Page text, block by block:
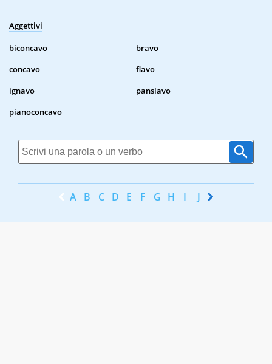
Aggettivi
biconcavo
bravo
concavo
flavo
ignavo
panslavo
pianoconcavo
A B C D E F G H I J K